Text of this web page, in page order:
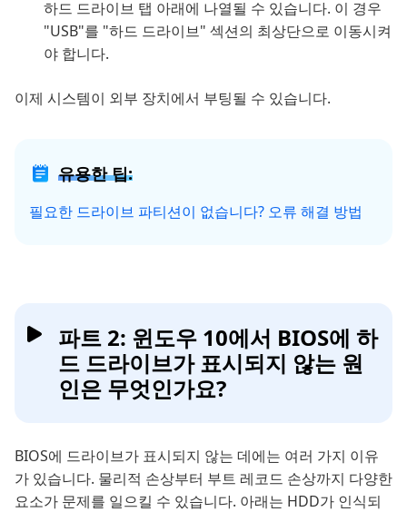
하드 드라이브 탭 아래에 나열될 수 있습니다. 이 경우
"USB"를 "하드 드라이브" 섹션의 최상단으로 이동시켜
야 합니다.
이제 시스템이 외부 장치에서 부팅될 수 있습니다.
유용한 팁:
필요한 드라이브 파티션이 없습니다? 오류 해결 방법
파트 2: 윈도우 10에서 BIOS에 하
드 드라이브가 표시되지 않는 원
인은 무엇인가요?
BIOS에 드라이브가 표시되지 않는 데에는 여러 가지 이유
가 있습니다. 물리적 손상부터 부트 레코드 손상까지 다양한
요소가 문제를 일으킬 수 있습니다. 아래는 HDD가 인식되